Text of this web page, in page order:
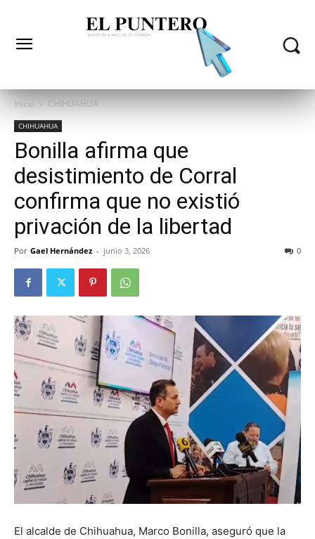
Inicio CHIHUAHUA
CHIHUAHUA
Bonilla afirma que
desistimiento de Corral
confirma que no existió
privación de la libertad
Por Gael Hernández - junio 3, 2026 0
El alcalde de Chihuahua, Marco Bonilla, aseguró que la